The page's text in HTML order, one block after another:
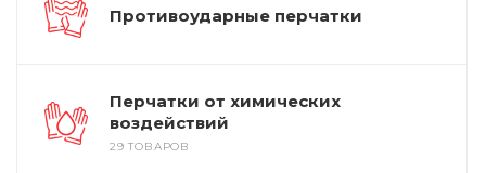
Противоударные перчатки
Перчатки от химических
воздействий
29 ТОВАРОВ